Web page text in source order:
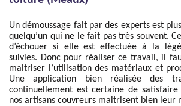
Un démoussage fait par des experts est
quelqu’un qui ne le fait pas très souvent.
d’échouer si elle est effectuée à la
suivies. Donc pour réaliser ce travail, il
maitriser l’utilisation des matériaux et
Une application bien réalisée des
continuellement est certaine de satisfaire
nos artisans couvreurs maitrisent bien